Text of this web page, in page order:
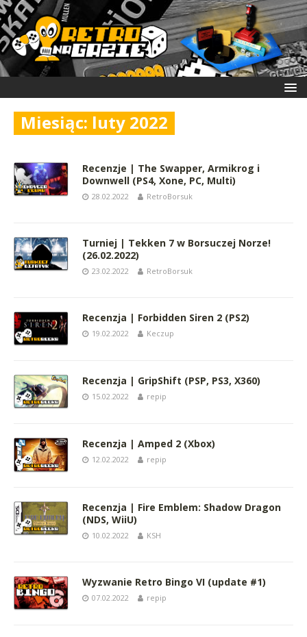
Miesiąc: luty 2022
Recenzje | The Swapper, Armikrog i
Downwell (PS4, Xone, PC, Multi)
28.02.2022 RetroBorsuk
Turniej | Tekken 7 w Borsuczej Norze!
(26.02.2022)
23.02.2022 RetroBorsuk
Recenzja | Forbidden Siren 2 (PS2)
19.02.2022 Keczup
Recenzja | GripShift (PSP, PS3, X360)
15.02.2022 repip
Recenzja | Amped 2 (Xbox)
12.02.2022 repip
Recenzja | Fire Emblem: Shadow Dragon
(NDS, WiiU)
10.02.2022 KSH
Wyzwanie Retro Bingo VI (update #1)
07.02.2022 repip